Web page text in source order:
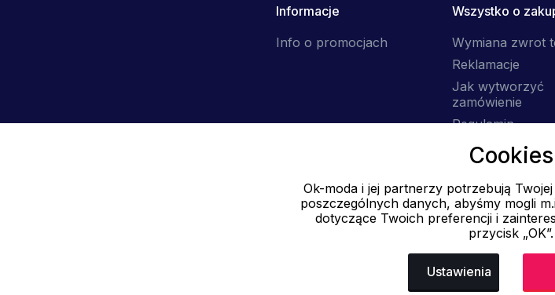
Informacje
Info o promocjach
Wszystko o
Wymiana zwrot
Reklamacje
Jak wytworzyć
zamówienie
Regulamin
Dostawa
E-mail
Online
info@ok-moda.pl
Cookies
Ok-moda i jej partnerzy potrzebują
poszczególnych danych, abyśmy mogli
dotyczące Twoich preferencji i
przycisk „OK”.
Ustawienia